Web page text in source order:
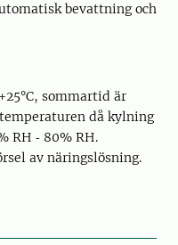
bevattning och
sommartid är
då kylning
RH ‐ 80% RH.
av näringslösning.